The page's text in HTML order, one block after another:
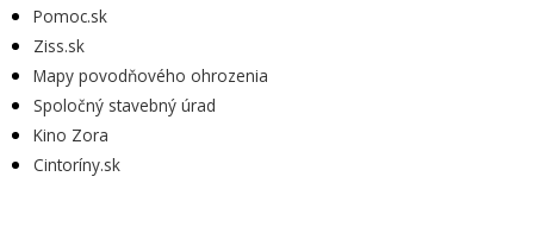
Pomoc.sk
Ziss.sk
Mapy povodňového ohrozenia
Spoločný stavebný úrad
Kino Zora
Cintoríny.sk